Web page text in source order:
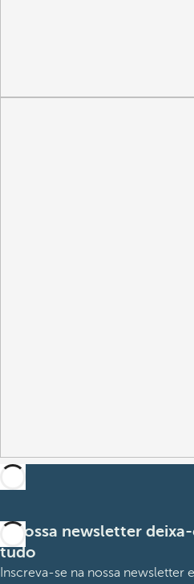
A nossa newsletter
tudo
Inscreva-se na nossa newsletter